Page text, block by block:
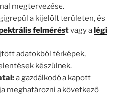
megtervezése.
a kijelölt területen, és
felméréstvagy a légi
adatokból térképek,
készülnek.
a gazdálkodó a kapott
meghatározni a következő